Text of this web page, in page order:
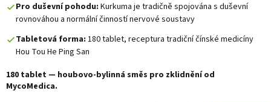
Pro duševní pohodu: Kurkuma je tradičně spojována s duševní
rovnováhou a normální činností nervové soustavy
Tabletová forma: 180 tablet, receptura tradiční čínské medicíny
Hou Tou He Ping San
180 tablet — houbovo-bylinná směs pro zklidnění od
MycoMedica.